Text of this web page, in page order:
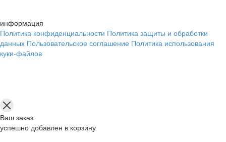
информация
Политика конфиденциальности Политика защиты и обработки
данных Пользовательское соглашение Политика использования
куки-файлов
Ваш заказ
успешно добавлен в корзину